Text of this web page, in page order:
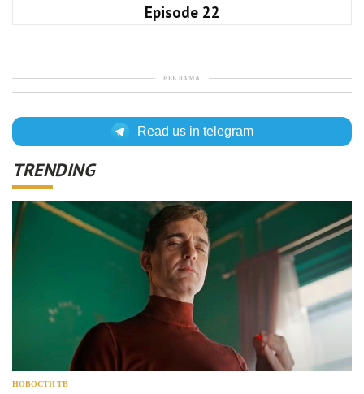
Episode 22
РЕКЛАМА
Read us in telegram
TRENDING
НОВОСТИ ТВ